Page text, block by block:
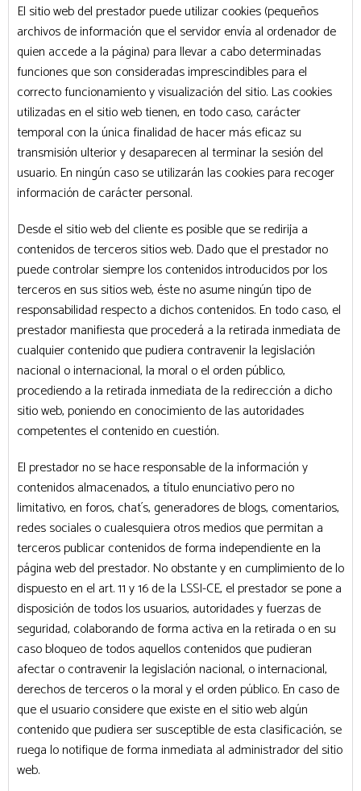
El sitio web del prestador puede utilizar cookies (pequeños
archivos de información que el servidor envía al ordenador de
quien accede a la página) para llevar a cabo determinadas
funciones que son consideradas imprescindibles para el
correcto funcionamiento y visualización del sitio. Las cookies
utilizadas en el sitio web tienen, en todo caso, carácter
temporal con la única finalidad de hacer más eficaz su
transmisión ulterior y desaparecen al terminar la sesión del
usuario. En ningún caso se utilizarán las cookies para recoger
información de carácter personal.
Desde el sitio web del cliente es posible que se redirija a
contenidos de terceros sitios web. Dado que el prestador no
puede controlar siempre los contenidos introducidos por los
terceros en sus sitios web, éste no asume ningún tipo de
responsabilidad respecto a dichos contenidos. En todo caso, el
prestador manifiesta que procederá a la retirada inmediata de
cualquier contenido que pudiera contravenir la legislación
nacional o internacional, la moral o el orden público,
procediendo a la retirada inmediata de la redirección a dicho
sitio web, poniendo en conocimiento de las autoridades
competentes el contenido en cuestión.
El prestador no se hace responsable de la información y
contenidos almacenados, a título enunciativo pero no
limitativo, en foros, chat´s, generadores de blogs, comentarios,
redes sociales o cualesquiera otros medios que permitan a
terceros publicar contenidos de forma independiente en la
página web del prestador. No obstante y en cumplimiento de lo
dispuesto en el art. 11 y 16 de la LSSI-CE, el prestador se pone a
disposición de todos los usuarios, autoridades y fuerzas de
seguridad, colaborando de forma activa en la retirada o en su
caso bloqueo de todos aquellos contenidos que pudieran
afectar o contravenir la legislación nacional, o internacional,
derechos de terceros o la moral y el orden público. En caso de
que el usuario considere que existe en el sitio web algún
contenido que pudiera ser susceptible de esta clasificación, se
ruega lo notifique de forma inmediata al administrador del sitio
web.